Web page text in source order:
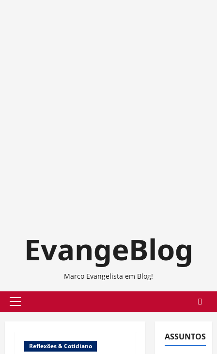
EvangeBlog
Marco Evangelista em Blog!
Primary
Reflexões & Cotidiano
ASSUNTOS